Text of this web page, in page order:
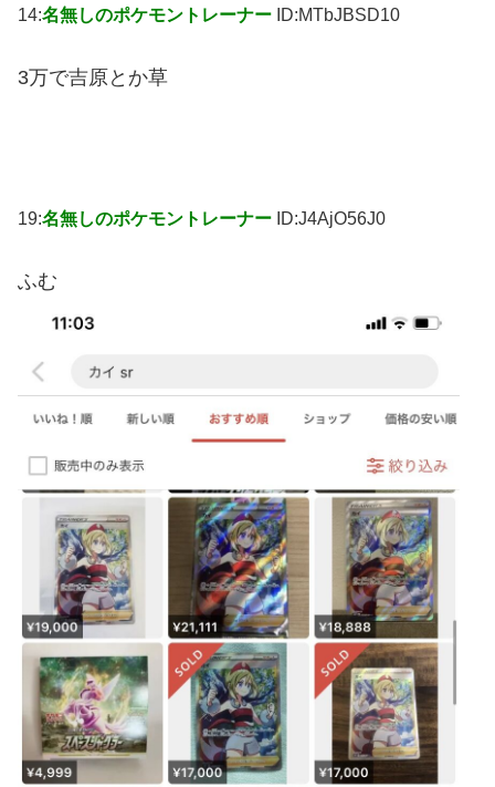
14:名無しのポケモントレーナー ID:MTbJBSD10
3万で吉原とか草
19:名無しのポケモントレーナー ID:J4AjO56J0
ふむ